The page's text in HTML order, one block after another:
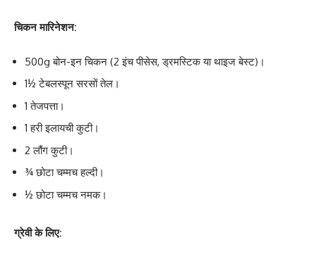
चिकन मारिनेशन:
500g बोन-इन चिकन (2 इंच पीसेस, ड्रमस्टिक या थाइज बेस्ट)।
1½ टेबलस्पून सरसों तेल।
1 तेजपत्ता।
1 हरी इलायची कुटी।
2 लौंग कुटी।
¾ छोटा चम्मच हल्दी।
½ छोटा चम्मच नमक।
ग्रेवी के लिए: